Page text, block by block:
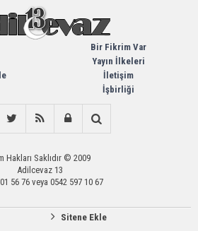
Bir Fikrim Var
Yayın İlkeleri
İletişim
İşbirliği
Hakları Saklıdır © 2009
Adilcevaz 13
56 76 veya 0542 597 10 67
Sitene Ekle